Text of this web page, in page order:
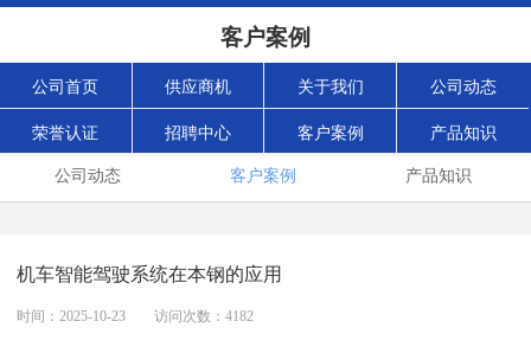
客户案例
公司首页 供应商机 关于我们 公司动态
荣誉认证 招聘中心 客户案例 产品知识
公司动态 客户案例 产品知识
机车智能驾驶系统在本钢的应用
时间：2025-10-23 访问次数：4182